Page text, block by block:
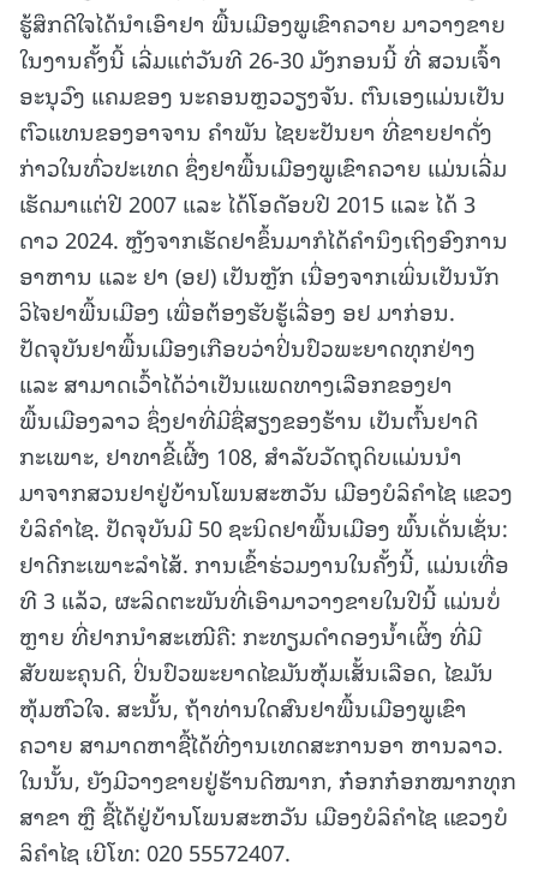
ຮູ້ສຶກດີໃຈໄດ້ນໍາເອົາຢາ ພື້ນເມືອງພູເຂົາຄວາຍ ມາວາງຂາຍ
ໃນງານຄັ້ງນີ້ ເລີ່ມແຕ່ວັນທີ 26-30 ມັງກອນນີ້ ທີ່ ສວນເຈົ້າ
ອະນຸວົງ ແຄມຂອງ ນະຄອນຫຼວວຽງຈັນ. ຕົນເອງແມ່ນເປັນ
ຕົວແທນຂອງອາຈານ ຄໍາພັນ ໄຊຍະປັນຍາ ທີ່ຂາຍຢາດັ່ງ
ກ່າວໃນທົ່ວປະເທດ ຊຶ່ງຢາພື້ນເມືອງພູເຂົາຄວາຍ ແມ່ນເລີ່ມ
ເຮັດມາແຕ່ປີ 2007 ແລະ ໄດ້ໂອດັອບປີ 2015 ແລະ ໄດ້ 3
ດາວ 2024. ຫຼັງຈາກເຮັດຢາຂຶ້ນມາກໍໄດ້ຄໍານຶງເຖິງອົງການ
ອາຫານ ແລະ ຢາ (ອຢ) ເປັນຫຼັກ ເນື່ອງຈາກເພິ່ນເປັນນັກ
ວິໄຈຢາພື້ນເມືອງ ເພື່ອຕ້ອງຮັບຮູ້ເລື່ອງ ອຢ ມາກ່ອນ.
ປັດຈຸບັນຢາພື້ນເມືອງເກືອບວ່າປິ່ນປົວພະຍາດທຸກຢ່າງ
ແລະ ສາມາດເວົ້າໄດ້ວ່າເປັນແພດທາງເລືອກຂອງຢາ
ພື້ນເມືອງລາວ ຊຶ່ງຢາທີ່ມີຊື່ສຽງຂອງຮ້ານ ເປັນຕົ້ນຢາດີ
ກະເພາະ, ຢາທາຂີ້ເຜີ້ງ 108, ສໍາລັບວັດຖຸດິບແມ່ນນໍາ
ມາຈາກສວນຢາຢູ່ບ້ານໂພນສະຫວັນ ເມືອງບໍລິຄໍາໄຊ ແຂວງ
ບໍລິຄໍາໄຊ. ປັດຈຸບັນມີ 50 ຊະນິດຢາພື້ນເມືອງ ພົ້ນເດັ່ນເຊັ່ນ:
ຢາດີກະເພາະລໍາໄສ້. ການເຂົ້າຮ່ວມງານໃນຄັ້ງນີ້, ແມ່ນເທື່ອ
ທີ 3 ແລ້ວ, ຜະລິດຕະພັນທີ່ເອົາມາວາງຂາຍໃນປີນີ້ ແມ່ນບໍ່
ຫຼາຍ ທີ່ຢາກນໍາສະເໜີຄື: ກະທຽມດໍາດອງນໍ້າເຜິ້ງ ທີ່ມີ
ສັບພະຄຸນດີ, ປິ່ນປົວພະຍາດໄຂມັນຫຸ້ມເສັ້ນເລືອດ, ໄຂມັນ
ຫຸ້ມຫົວໃຈ. ສະນັ້ນ, ຖ້າທ່ານໃດສົນຢາພື້ນເມືອງພູເຂົາ
ຄວາຍ ສາມາດຫາຊື້ໄດ້ທີ່ງານເທດສະການອາ ຫານລາວ.
ໃນນັ້ນ, ຍັງມີວາງຂາຍຢູ່ຮ້ານດີໝາກ, ກ໋ອກກ໋ອກໝາກທຸກ
ສາຂາ ຫຼື ຊື້ໄດ້ຢູ່ບ້ານໂພນສະຫວັນ ເມືອງບໍລິຄໍາໄຊ ແຂວງບໍ
ລິຄໍາໄຊ ເບີໂທ: 020 55572407.